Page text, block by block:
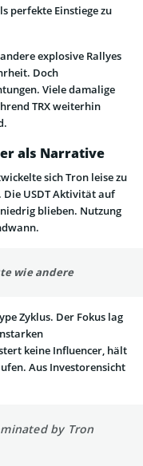
perfekte Einstiege zu
explosive Rallyes
Doch
Viele damalige
TRX weiterhin
als Narrative
sich Tron leise zu
USDT Aktivität auf
blieben. Nutzung
wie andere
Zyklus. Der Fokus lag
keine Influencer, hält
Aus Investorensicht
by Tron